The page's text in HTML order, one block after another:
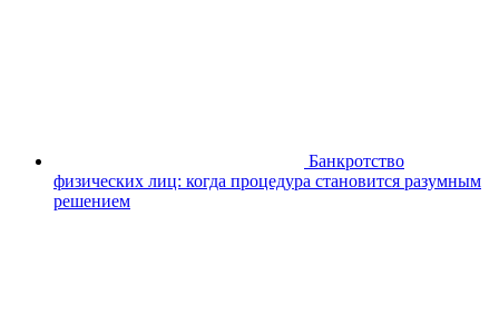
Банкротство
физических лиц: когда процедура становится разумным
решением